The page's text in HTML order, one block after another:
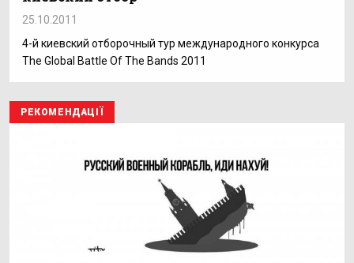
25.10.2011
4-й киевский отборочный тур международного конкурса
The Global Battle Of The Bands 2011
РЕКОМЕНДАЦІЇ